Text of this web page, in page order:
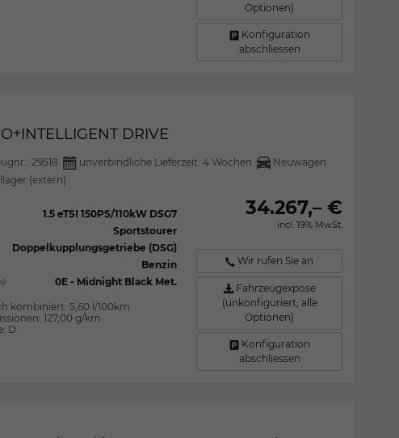
Optionen)
Konfiguration
abschliessen
DRIVE
29518 unverbindliche Lieferzeit: 4 Wochen
Neuwagen
(extern)
1.5 eTSI 150PS/110kW DSG7
Sportstourer
Doppelkupplungsgetriebe (DSG)
Benzin
0E - Midnight Black Met.
kombiniert: 5,60 l/100km
127,00 g/km
D
34.267,– €
incl. 19% MwSt.
Wir rufen Sie an
Fahrzeugexpose
(unkonfiguriert, alle
Optionen)
Konfiguration
abschliessen